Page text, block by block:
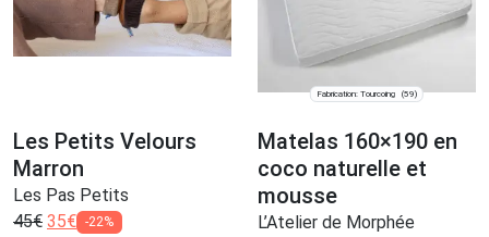
Les Petits Velours
Marron
Les Pas Petits
45€ 35€ -22%
Fabrication: Tourcoing (59)
Matelas 160×190 en
coco naturelle et
mousse
L’Atelier de Morphée